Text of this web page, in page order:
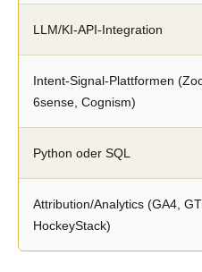
LLM/KI-API-Integration
Intent-Signal-Plattformen
6sense, Cognism)
Python oder SQL
Attribution/Analytics (GA4,
HockeyStack)